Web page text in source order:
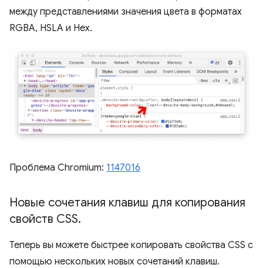
между представлениями значения цвета в форматах
RGBA, HSLA и Hex.
Проблема Chromium: 1147016
Новые сочетания клавиш для копирования
свойств CSS.
Теперь вы можете быстрее копировать свойства CSS с
помощью нескольких новых сочетаний клавиш.